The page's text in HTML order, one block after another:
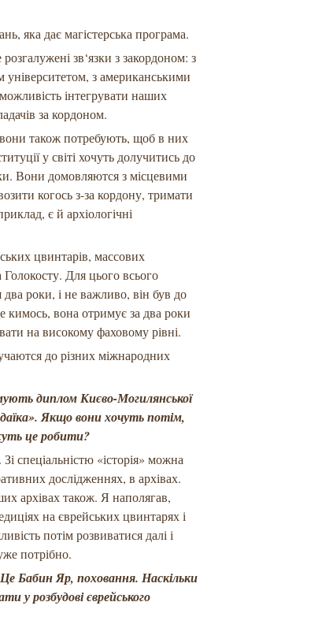
яка дає магістерська програма.
зв‘язки з закордоном: з
університетом, з американськими
інтегрувати наших
за кордоном.
вони також потребують, щоб в них
у світі хочуть долучитись до
Вони домовляются з місцевими
когось з-за кордону, тримати
є й архіологічні
цвинтарів, массових
Голокосту. Для цього всього
роки, і не важливо, він був до
кимось, вона отримує за два роки
на високому фаховому рівні.
до різних міжнародних
диплом Києво-Могилянської
Якщо вони хочуть потім,
це робити?
спеціальністю «історія» можна
дослідженнях, в архівах.
архівах також. Я наполягав,
на єврейських цвинтарях і
потім розвиватися далі і
потрібно.
Бабин Яр, поховання. Наскільки
у розбудові єврейського